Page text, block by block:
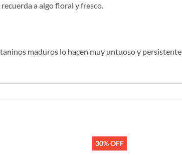
a algo floral y fresco.
maduros lo hacen muy untuoso y persistente.
30% OFF